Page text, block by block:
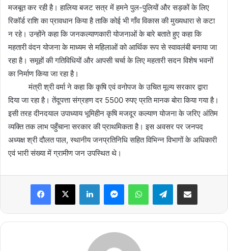
मजबूत कर रही है। हालिया बजट सत्र में हमने पुल-पुलियों और सड़कों के लिए
रिकॉर्ड राशि का प्रावधान किया है ताकि कोई भी गाँव विकास की मुख्यधारा से कटा
न रहे। उन्होंने कहा कि जनकल्याणकारी योजनाओं के बारे बताते हुए कहा कि
महतारी वंदन योजना के माध्यम से महिलाओं को आर्थिक रूप से स्वावलंबी बनाया जा
रहा है। समूहों की गतिविधियों और आपसी चर्चा के लिए महतारी सदन विशेष भवनों
का निर्माण किया जा रहा है।
मंत्री श्री वर्मा ने कहा कि कृषि एवं वनोपज के उचित मूल्य सरकार द्वारा
दिया जा रहा है। तेंदूपत्ता संग्रहण दर 5500 रुपए प्रति मानक बोरा किया गया है।
इसी तरह दीनदयाल उपाध्याय भूमिहीन कृषि मजदूर कल्याण योजना के जरिए अंतिम
व्यक्ति तक लाभ पहुँचाना सरकार की प्राथमिकता है। इस अवसर पर जनपद
अध्यक्ष श्री दौलत पाल, स्थानीय जनप्रतिनिधि सहित विभिन्न विभागों के अधिकारी
एवं भारी संख्या में ग्रामीण जन उपस्थित थे।
Facebook
X LinkedInMessengerWhatsAppTelegramShare via Email